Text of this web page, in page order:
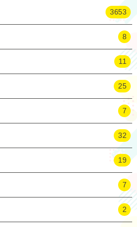
3653
8
11
25
7
32
19
7
2